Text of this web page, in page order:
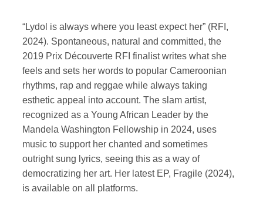
“Lydol is always where you least expect her” (RFI,
2024). Spontaneous, natural and committed, the
2019 Prix Découverte RFI finalist writes what she
feels and sets her words to popular Cameroonian
rhythms, rap and reggae while always taking
esthetic appeal into account. The slam artist,
recognized as a Young African Leader by the
Mandela Washington Fellowship in 2024, uses
music to support her chanted and sometimes
outright sung lyrics, seeing this as a way of
democratizing her art. Her latest EP, Fragile (2024),
is available on all platforms.